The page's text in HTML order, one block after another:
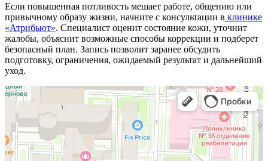
Если повышенная потливость мешает работе, общению или
привычному образу жизни, начните с консультации в клинике
«Атрибьют». Специалист оценит состояние кожи, уточнит
жалобы, объяснит возможные способы коррекции и подберет
безопасный план. Запись позволит заранее обсудить
подготовку, ограничения, ожидаемый результат и дальнейший
уход.